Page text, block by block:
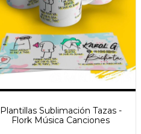
Plantillas Sublimación Tazas -
Flork Música Canciones